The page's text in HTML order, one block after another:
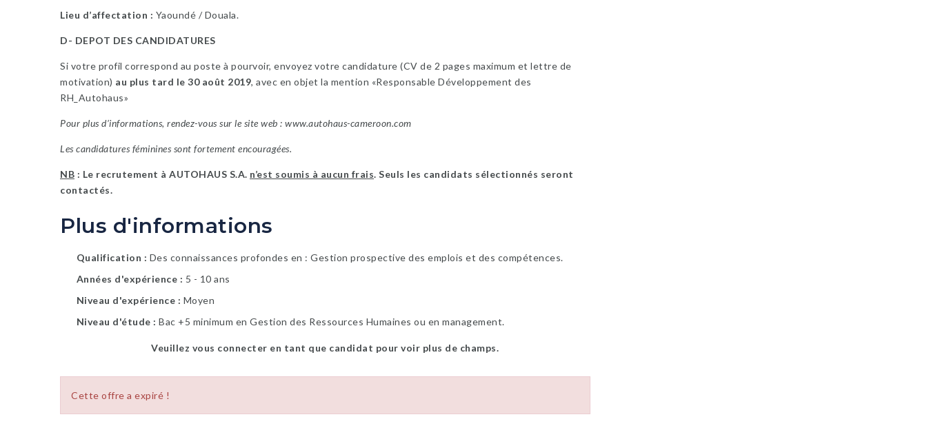
Lieu d’affectation : Yaoundé / Douala.
D- DEPOT DES CANDIDATURES
Si votre profil correspond au poste à pourvoir, envoyez votre candidature (CV de 2 pages maximum et lettre de
motivation) au plus tard le 30 août 2019, avec en objet la mention «Responsable Développement des
RH_Autohaus»
Pour plus d’informations, rendez-vous sur le site web : www.autohaus-cameroon.com
Les candidatures féminines sont fortement encouragées.
NB : Le recrutement à AUTOHAUS S.A. n’est soumis à aucun frais. Seuls les candidats sélectionnés seront
contactés.
Plus d'informations
Qualification
Des connaissances profondes en : Gestion prospective des emplois et des compétences.
Années d'expérience
5 - 10 ans
Niveau d'expérience
Moyen
Niveau d'étude
Bac +5 minimum en Gestion des Ressources Humaines ou en management.
Veuillez vous connecter en tant que candidat pour voir plus de champs.
Cette offre a expiré !